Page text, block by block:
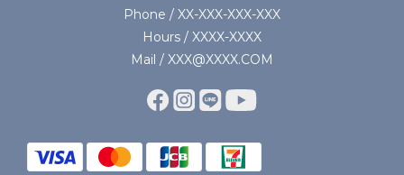
Phone / XX-XXX-XXX-XXX
Hours / XXXX-XXXX
Mail / XXX@XXXX.COM